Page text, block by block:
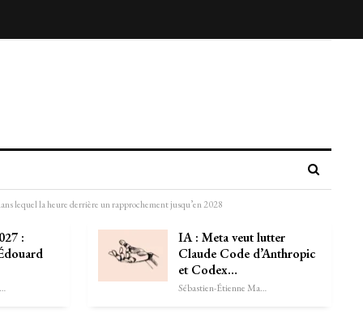
lequel la heure derrière un rapprochement jusqu’en 2028
:
Sébastien-Étienne Marechal
IA : Meta veut lutter
Claude Code d’Anthropic
et Codex…
Sébastien-Étienne Marechal